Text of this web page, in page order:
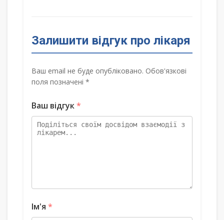
Залишити відгук про лікаря
Ваш email не буде опубліковано. Обов'язкові
поля позначені *
Ваш відгук*
Ім'я *